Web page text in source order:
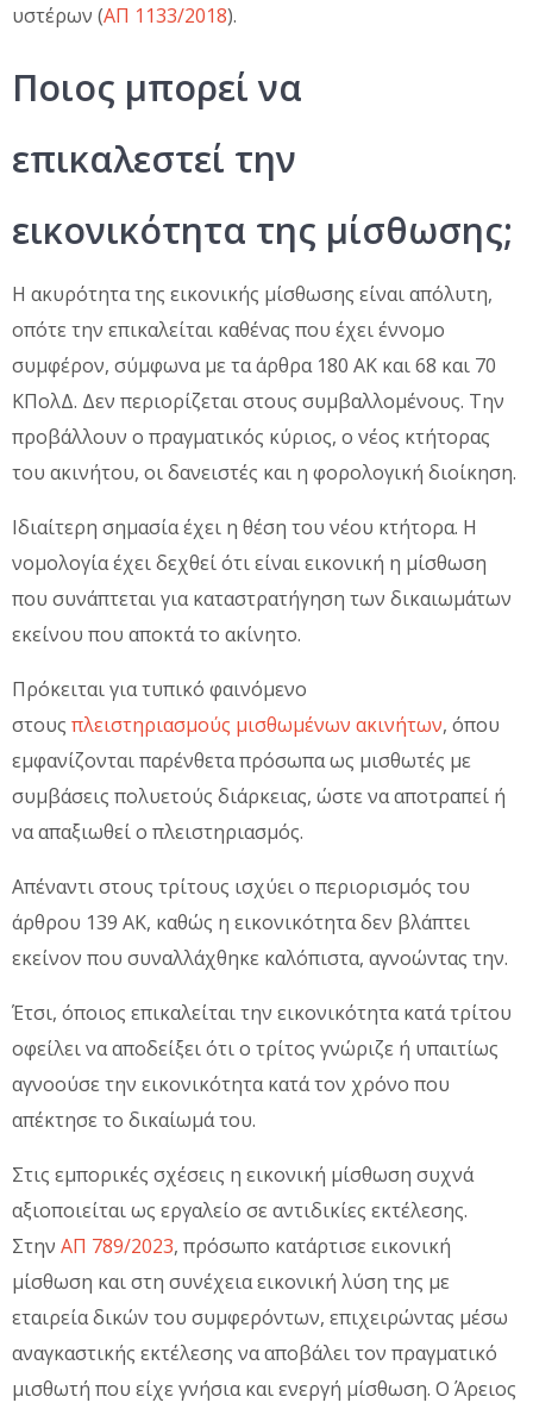
υστέρων (ΑΠ 1133/2018).
Ποιος μπορεί να
επικαλεστεί την
εικονικότητα της μίσθωσης;
Η ακυρότητα της εικονικής μίσθωσης είναι απόλυτη,
οπότε την επικαλείται καθένας που έχει έννομο
συμφέρον, σύμφωνα με τα άρθρα 180 ΑΚ και 68 και 70
ΚΠολΔ. Δεν περιορίζεται στους συμβαλλομένους. Την
προβάλλουν ο πραγματικός κύριος, ο νέος κτήτορας
του ακινήτου, οι δανειστές και η φορολογική διοίκηση.
Ιδιαίτερη σημασία έχει η θέση του νέου κτήτορα. Η
νομολογία έχει δεχθεί ότι είναι εικονική η μίσθωση
που συνάπτεται για καταστρατήγηση των δικαιωμάτων
εκείνου που αποκτά το ακίνητο.
Πρόκειται για τυπικό φαινόμενο
στους πλειστηριασμούς μισθωμένων ακινήτων, όπου
εμφανίζονται παρένθετα πρόσωπα ως μισθωτές με
συμβάσεις πολυετούς διάρκειας, ώστε να αποτραπεί ή
να απαξιωθεί ο πλειστηριασμός.
Απέναντι στους τρίτους ισχύει ο περιορισμός του
άρθρου 139 ΑΚ, καθώς η εικονικότητα δεν βλάπτει
εκείνον που συναλλάχθηκε καλόπιστα, αγνοώντας την.
Έτσι, όποιος επικαλείται την εικονικότητα κατά τρίτου
οφείλει να αποδείξει ότι ο τρίτος γνώριζε ή υπαιτίως
αγνοούσε την εικονικότητα κατά τον χρόνο που
απέκτησε το δικαίωμά του.
Στις εμπορικές σχέσεις η εικονική μίσθωση συχνά
αξιοποιείται ως εργαλείο σε αντιδικίες εκτέλεσης.
Στην ΑΠ 789/2023, πρόσωπο κατάρτισε εικονική
μίσθωση και στη συνέχεια εικονική λύση της με
εταιρεία δικών του συμφερόντων, επιχειρώντας μέσω
αναγκαστικής εκτέλεσης να αποβάλει τον πραγματικό
μισθωτή που είχε γνήσια και ενεργή μίσθωση. Ο Άρειος